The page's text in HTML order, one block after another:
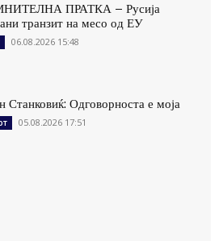
ПРАТКА – Русија
транзит на месо од ЕУ
06.08.2026 15:48
Станковиќ: Одговорноста е моја
05.08.2026 17:51